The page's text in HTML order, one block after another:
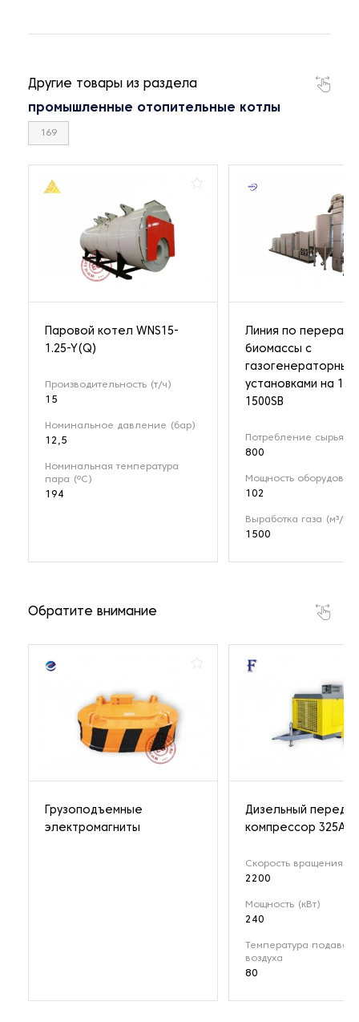
Другие товары из раздела
промышленные отопительные котлы
169
Паровой котел WNS15-
1.25-Y(Q)
Производительность (т/ч)
15
Номинальное давление (бар)
12,5
Номинальная температура
пара (ºС)
194
Линия по
биомассы с
установками на 1
1500SB
Потребление сырья
800
Мощность
102
Выработка газа (м³/ч)
1500
Обратите внимание
Грузоподъемные
электромагниты
Дизельный
компрессор 325A
Скорость вращения
2200
Мощность (кВт)
240
Температура
воздуха
80